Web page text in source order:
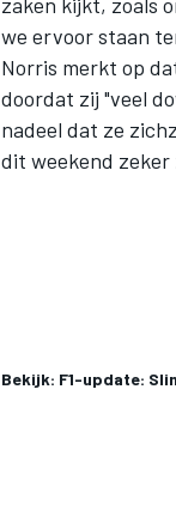
zaken kijkt, zoals
we ervoor staan
Norris merkt op
doordat zij "veel
nadeel dat ze
dit weekend
Bekijk: F1-update: